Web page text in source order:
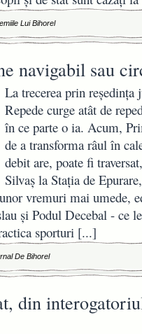
Lui Bihorel
navigabil sau
La trecerea prin
Repede curge atât de
în ce parte o ia. Acum,
de a transforma râul în
debit are, poate fi
Silvaș la Stația de
vremuri mai umede,
și Podul Decebal - ce
sporturi [...]
De Bihorel
din